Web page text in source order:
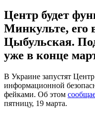
Центр будет
Минкульте, его
Цыбульская.
уже в конце
В Украине запустят
информационной
фейками. Об этом
пятницу, 19 марта.